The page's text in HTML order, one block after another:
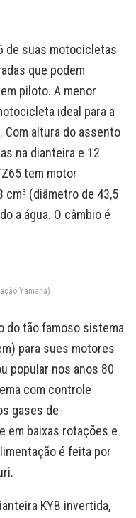
de suas motocicletas
que podem
piloto. A menor
ideal para a
Com altura do assento
na dianteira e 12
tem motor
cm3 (diâmetro de 43,5
a água. O câmbio é
Yamaha)
do tão famoso sistema
para sues motores
popular nos anos 80
com controle
gases de
em baixas rotações e
é feita por
KYB invertida,